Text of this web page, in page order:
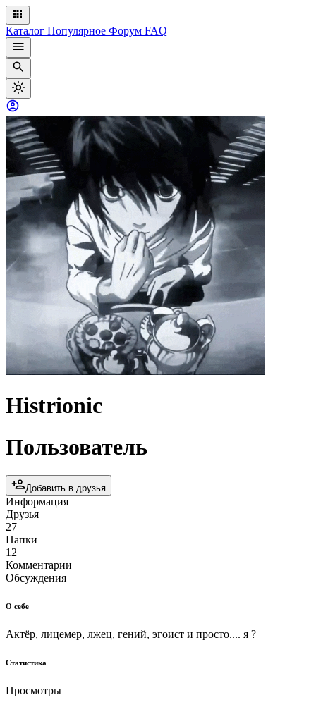
Каталог Популярное Форум FAQ
Histrionic
Пользователь
Добавить в друзья
Информация
Друзья
27
Папки
12
Комментарии
Обсуждения
О себе
Актёр, лицемер, лжец, гений, эгоист и просто.... я ?
Статистика
Просмотры